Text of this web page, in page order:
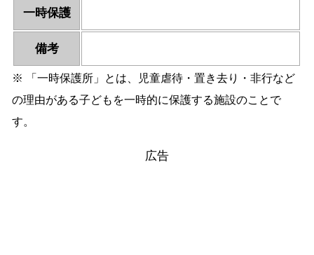
一時保護
備考
※ 「一時保護所」とは、児童虐待・置き去り・非行など
の理由がある子どもを一時的に保護する施設のことで
す。